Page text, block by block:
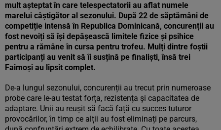
mult așteptat în care telespectatorii au aflat numele
marelui câștigător al sezonului. După 22 de săptămâni de
competiție intensă în Republica Dominicană, concurenții au
fost nevoiți să își depășească limitele fizice și psihice
pentru a rămâne în cursa pentru trofeu. Mulți dintre foștii
participanți au venit să îi susțină pe finaliști, însă trei
Faimoși au lipsit complet.
De-a lungul sezonului, concurenții au trecut prin numeroase
probe care le-au testat forța, rezistența și capacitatea de
adaptare. Unii au reușit să facă față cu succes tuturor
provocărilor, în timp ce alții au fost eliminați pe parcurs,